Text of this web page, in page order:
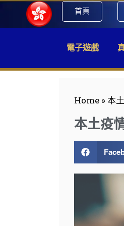
首頁
電子遊戲
Home »本
本土疫